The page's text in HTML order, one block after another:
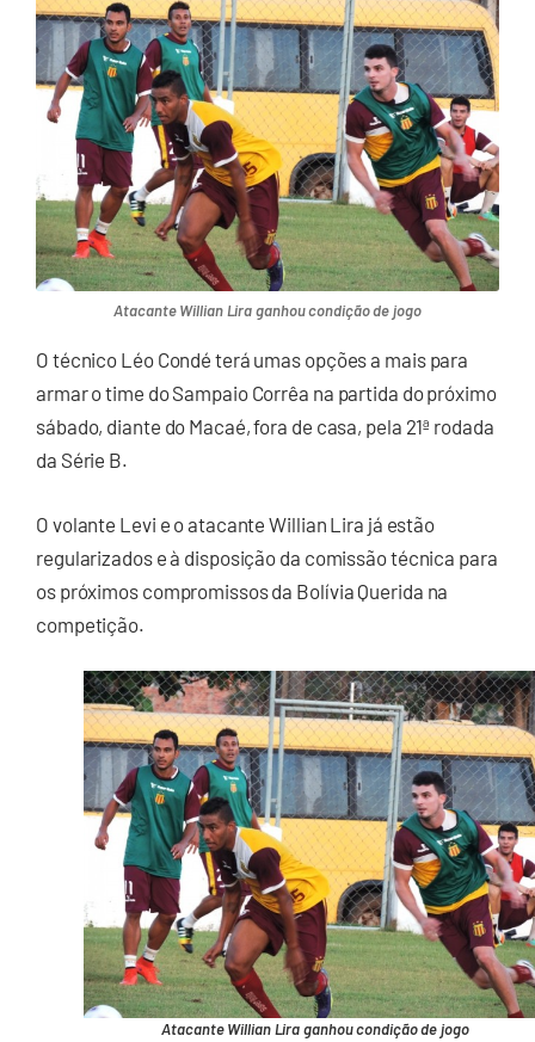
Atacante Willian Lira ganhou condição de jogo
O técnico Léo Condé terá umas opções a mais para
armar o time do Sampaio Corrêa na partida do próximo
sábado, diante do Macaé, fora de casa, pela 21ª rodada
da Série B.
O volante Levi e o atacante Willian Lira já estão
regularizados e à disposição da comissão técnica para
os próximos compromissos da Bolívia Querida na
competição.
Atacante Willian Lira ganhou condição de jogo